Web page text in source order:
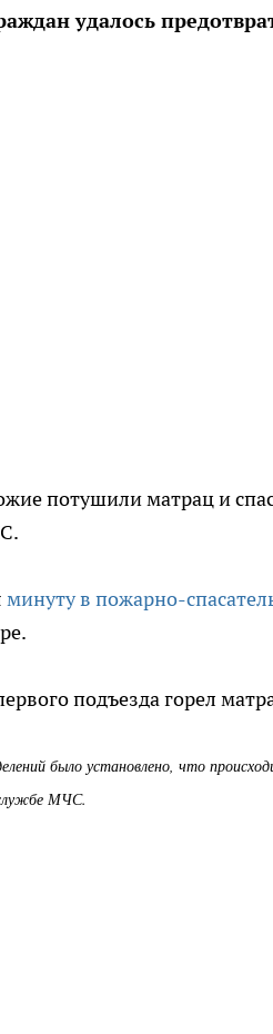
удалось
потушили матрац и
минуту в пожарно-
подъезда горел
было установлено, что
МЧС.